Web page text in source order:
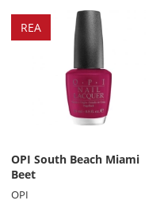
REA
OPI South Beach Miami
Beet
OPI